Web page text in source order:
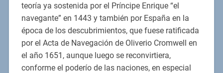
teoría ya sostenida por el Príncipe Enrique “el
navegante” en 1443 y también por España en la
época de los descubrimientos, que fuese ratificada
por el Acta de Navegación de Oliverio Cromwell en
el año 1651, aunque luego se reconvirtiera,
conforme el poderío de las naciones, en especial